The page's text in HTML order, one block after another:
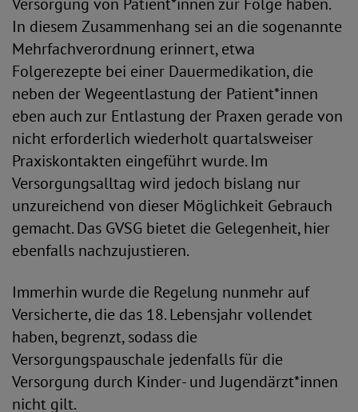
In diesem Zusammenhang sei an die sogenannte
Mehrfachverordnung erinnert, etwa
Folgerezepte bei einer Dauermedikation, die
neben der Wegeentlastung der Patient*innen
eben auch zur Entlastung der Praxen gerade von
nicht erforderlich wiederholt quartalsweiser
Praxiskontakten eingeführt wurde. Im
Versorgungsalltag wird jedoch bislang nur
unzureichend von dieser Möglichkeit Gebrauch
gemacht. Das GVSG bietet die Gelegenheit, hier
ebenfalls nachzujustieren.
Immerhin wurde die Regelung nunmehr auf
Versicherte, die das 18. Lebensjahr vollendet
haben, begrenzt, sodass die
Versorgungspauschale jedenfalls für die
Versorgung durch Kinder- und Jugendärzt*innen
nicht gilt.